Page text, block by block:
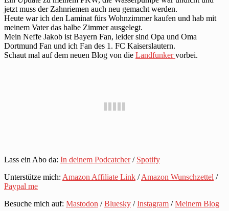
jetzt muss der Zahnriemen auch neu gemacht werden.
Heute war ich den Laminat fürs Wohnzimmer kaufen und hab mit
meinem Vater das halbe Zimmer ausgelegt.
Mein Neffe Jakob ist Bayern Fan, leider sind Opa und Oma
Dortmund Fan und ich Fan des 1. FC Kaiserslautern.
Schaut mal auf dem neuen Blog von die Landfunkervorbei.
Lass ein Abo da: In deinem Podcatcher/ Spotify
Unterstütze mich: Amazon Affiliate Link /Amazon Wunschzettel /
Paypal me
Besuche mich auf: Mastodon /Bluesky /Instagram /Meinem Blog